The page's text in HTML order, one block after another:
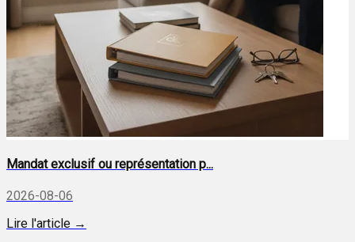
Mandat exclusif ou représentation p...
2026-08-06
Lire l'article →